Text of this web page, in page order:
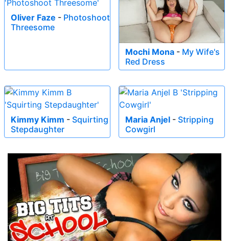
Oliver Faze - Photoshoot
Threesome
Mochi Mona - My Wife's
Red Dress
Kimmy Kimm - Squirting
Stepdaughter
Maria Anjel - Stripping
Cowgirl